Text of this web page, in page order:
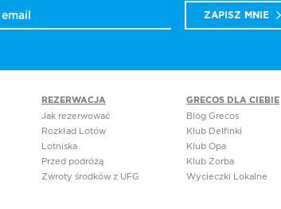
ZAPISZ MNIE
REZERWACJA
Jak rezerwować
Rozkład Lotów
Lotniska
Przed podróżą
Zwroty środków z UFG
GRECOS DLA CIEBIE
Blog Grecos
Klub Delfinki
Klub Opa
Klub Zorba
Wycieczki Lokalne